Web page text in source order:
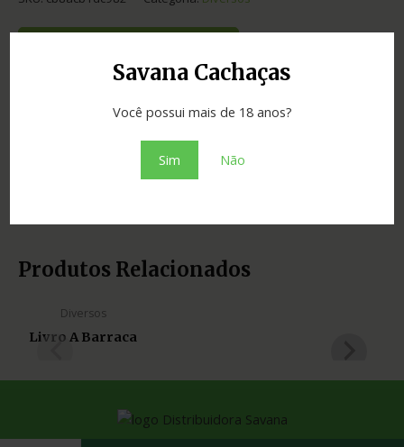
Savana Cachaças
Você possui mais de 18 anos?
Sim Não
Informação adicional
Acessórios
Produtos Relacionados
Diversos
Livro A Barraca